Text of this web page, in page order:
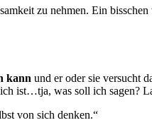
zu nehmen. Ein
kann und er oder sie versucht
ist…tja, was soll ich sagen?
von sich denken.“